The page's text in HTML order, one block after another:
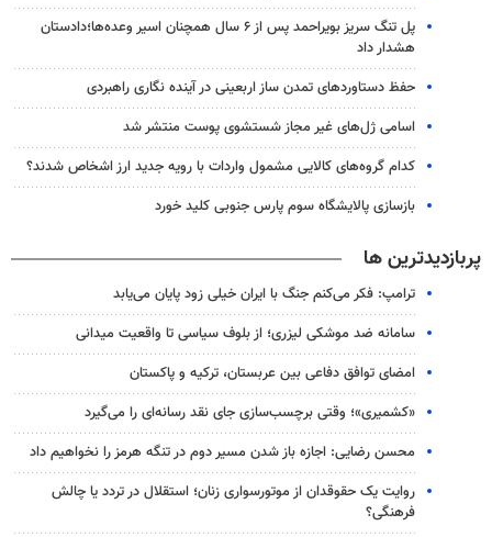
پل تنگ سریز بویراحمد پس از ۶ سال همچنان اسیر وعده‌ها؛دادستان
هشدار داد
حفظ دستاوردهای تمدن ساز اربعینی در آینده نگاری راهبردی
اسامی ژل‌های غیر مجاز شستشوی پوست منتشر شد
کدام گروه‌های کالایی مشمول واردات با رویه جدید ارز اشخاص شدند؟
بازسازی پالایشگاه سوم پارس جنوبی کلید خورد
پربازدیدترین ها
ترامپ: فکر می‌کنم جنگ با ایران خیلی زود پایان می‌یابد
سامانه ضد موشکی لیزری؛ از بلوف سیاسی تا واقعیت میدانی
امضای توافق دفاعی بین عربستان، ترکیه و پاکستان
«کشمیری»؛ وقتی برچسب‌سازی جای نقد رسانه‌ای را می‌گیرد
محسن رضایی: اجازه باز شدن مسیر دوم در تنگه هرمز را نخواهیم داد
روایت یک حقوقدان از موتورسواری زنان؛ استقلال در تردد یا چالش
فرهنگی؟